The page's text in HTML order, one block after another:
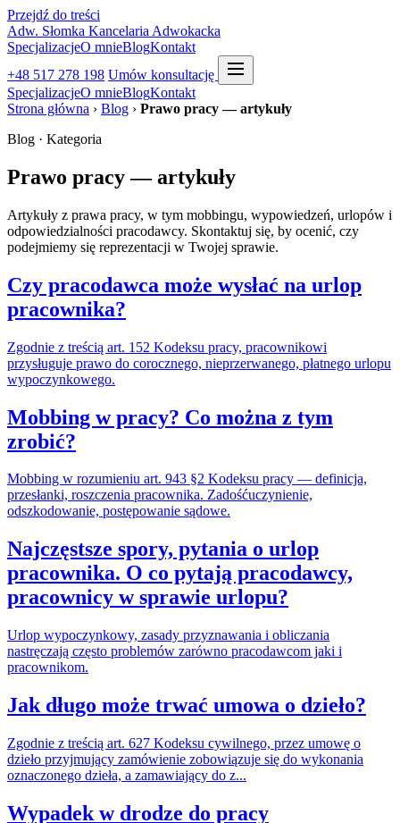
Przejdź do treści
Adw. Słomka Kancelaria Adwokacka
SpecjalizacjeO mnieBlogKontakt
+48 517 278 198 Umów konsultację
SpecjalizacjeO mnieBlogKontakt
Strona główna › Blog › Prawo pracy — artykuły
Blog · Kategoria
Prawo pracy — artykuły
Artykuły z prawa pracy, w tym mobbingu, wypowiedzeń, urlopów i
odpowiedzialności pracodawcy. Skontaktuj się, by ocenić, czy
podejmiemy się reprezentacji w Twojej sprawie.
Czy pracodawca może wysłać na urlop
pracownika?
Zgodnie z treścią art. 152 Kodeksu pracy, pracownikowi
przysługuje prawo do corocznego, nieprzerwanego, płatnego urlopu
wypoczynkowego.
Mobbing w pracy? Co można z tym
zrobić?
Mobbing w rozumieniu art. 943 §2 Kodeksu pracy — definicja,
przesłanki, roszczenia pracownika. Zadośćuczynienie,
odszkodowanie, postępowanie sądowe.
Najczęstsze spory, pytania o urlop
pracownika. O co pytają pracodawcy,
pracownicy w sprawie urlopu?
Urlop wypoczynkowy, zasady przyznawania i obliczania
nastręczają często problemów zarówno pracodawcom jaki i
pracownikom.
Jak długo może trwać umowa o dzieło?
Zgodnie z treścią art. 627 Kodeksu cywilnego, przez umowę o
dzieło przyjmujący zamówienie zobowiązuje się do wykonania
oznaczonego dzieła, a zamawiający do z...
Wypadek w drodze do pracy